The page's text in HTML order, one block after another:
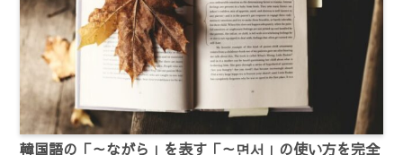
韓国語の「～ながら」を表す「～면서」の使い方を完全